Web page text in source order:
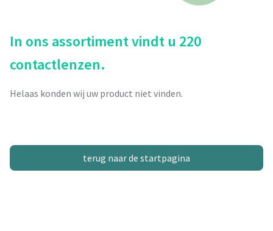
In ons assortiment vindt u 220
contactlenzen.
Helaas konden wij uw product niet vinden.
terug naar de startpagina